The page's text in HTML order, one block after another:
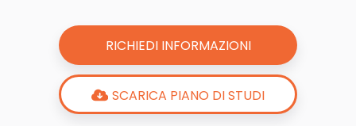
RICHIEDI INFORMAZIONI
SCARICA PIANO DI STUDI